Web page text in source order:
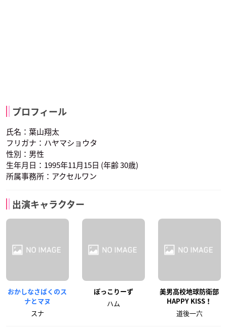
プロフィール
氏名：葉山翔太
フリガナ：ハヤマショウタ
性別：男性
生年月日：1995年11月15日 (年齢 30歳)
所属事務所：アクセルワン
出演キャラクター
おかしなさばくのス
ナとマヌ
スナ
ぽっこりーず
ハム
美男高校地球防衛部
HAPPY KISS！
道後一六